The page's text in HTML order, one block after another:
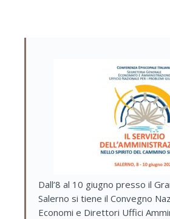
Dall’8 al 10 giugno presso il
Salerno si tiene il Convegno
Economi e Direttori Uffici